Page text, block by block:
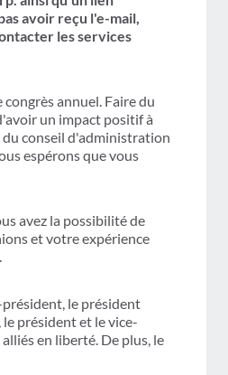
avoir reçu l'e-mail,
les services
annuel. Faire du
un impact positif à
du conseil d'administration
espérons que vous
avez la possibilité de
et votre expérience
le président
président et le vice-
en liberté. De plus, le